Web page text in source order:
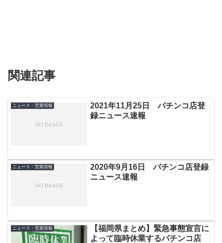
関連記事
ニュース・営業情報
2021年11月25日 パチンコ店登
録ニュース速報
ニュース・営業情報
2020年9月16日 パチンコ店登録
ニュース速報
ニュース・営業情報
【福岡県まとめ】緊急事態宣言に
よって臨時休業するパチンコ店